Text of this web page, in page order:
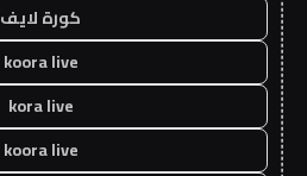
كورة لايف
koora live
kora live
koora live